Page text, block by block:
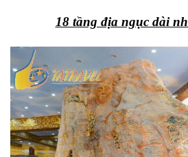
18 tầng địa ngục dài